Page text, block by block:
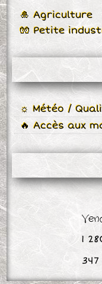
🎍 Agriculture
🧤 Petite
☼ Météo /
🔥 Accès aux